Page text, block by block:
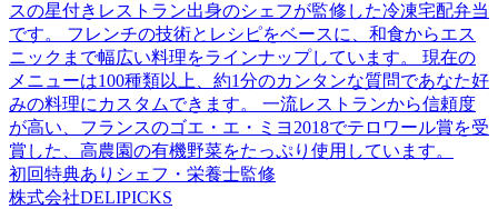
スの星付きレストラン出身のシェフが監修した冷凍宅配弁当
です。 フレンチの技術とレシピをベースに、和食からエス
ニックまで幅広い料理をラインナップしています。 現在の
メニューは100種類以上、約1分のカンタンな質問であなた好
みの料理にカスタムできます。 一流レストランから信頼度
が高い、フランスのゴエ・エ・ミヨ2018でテロワール賞を受
賞した、高農園の有機野菜をたっぷり使用しています。
初回特典あり シェフ・栄養士監修
株式会社DELIPICKS